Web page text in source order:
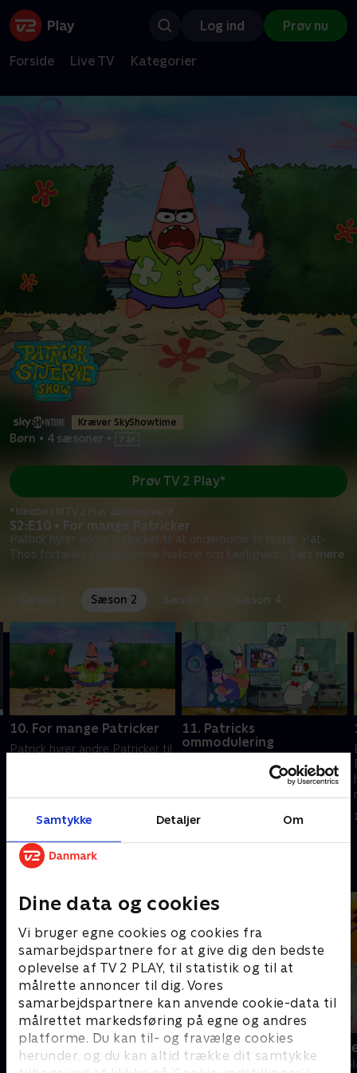
Samtykke Detaljer Om
Dine data og cookies
Vi bruger egne cookies og cookies fra
samarbejdspartnere for at give dig den bedste
oplevelse af TV 2 PLAY, til statistik og til at
målrette annoncer til dig. Vores
samarbejdspartnere kan anvende cookie-data til
målrettet markedsføring på egne og andres
platforme. Du kan til- og fravælge cookies
herunder, og du kan altid trække dit samtykke
Log ind Prøv nu
Forside Live TV Kategorier
Kræver SkyShowtime
Børn • 4 sæsoner •
S2:E10 • For mange Patricker
Patrick hyrer andre Patricker til at underholde til fester. Pat-
Thos fortæller en hamdonsk historie om kærlighed
Læs mere
Prøv TV 2 Play*
*tilkøbes til TV 2 Play abonnement
Sæson 2 Sæson 3 Sæson 4
10. For mange Patricker
Patrick hyrer andre Patricker til
1. januar 2025 • 21 min
11. Patricks
ommodulering
Patrick vågner med et forkert
ansigt. Familien Stjerne
1. januar 2025 • 21 min
Andre så også
Fra klaphat til klassefest
Børne-underholdning • 1 sæsoner
Katrine
Børne-